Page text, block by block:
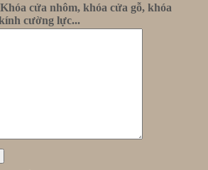
cửa nhôm, khóa cửa gỗ, khóa
cường lực...